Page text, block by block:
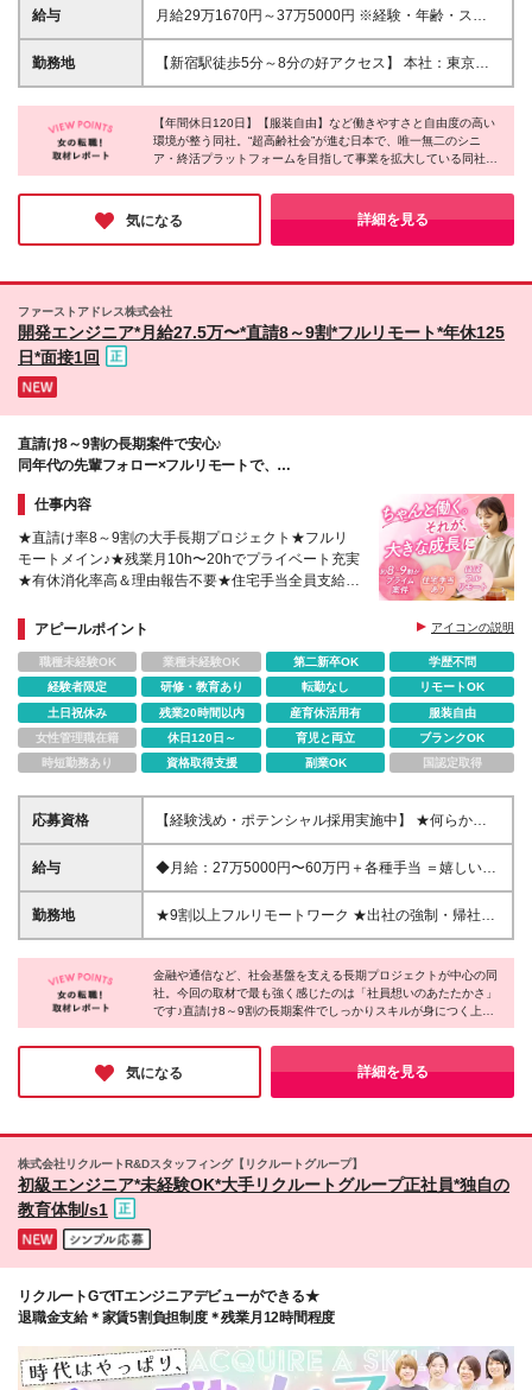
経験（3年以上） ├Sass／SCSSを用いたスタイル設
└WordPress等のCMS構築・カスタマイズ経験 ＼こ
んな方はぜひご応募ください／ ・デザインへの関心
方 ・自身の成果物が「どれだけ売上に貢献したか」
に興味がある方 ・仮説検証を繰り返し、粘り強く改
善に取り組める方
給与
月給29万1670円～37万5000円 ※経験・年齢・スキル
などを考慮の上、当社規定により決定いたします ※試
用期間3ヵ月あり（期間中の待遇に変更はありませ
いたします
勤務地
【新宿駅徒歩5分～8分の好アクセス】 本社：東京都
新宿区西新宿7丁目3−4 アソルティ西新宿 2F ※転勤な
し ※変更の範囲：上記を除く当社関連勤務地
【年間休日120日】【服装自由】など働きやすさと自由度の高い
環境が整う同社。“超高齢社会”が進む日本で、唯一無二のシニ
ア・終活プラットフォームを目指して事業を拡大している同社。
更なる事業成長に向けて拡大を急速に加速させています。社会課
題に正面から向き合い、人々の暮らしや未来を支えるやりがいは
抜群。確かな将来性と安定感のある環境で、自身の経験やスキル
を遺憾なく発揮できる企業だと感じました！
気になる 詳細を見る
ファーストアドレス株式会社
開発エンジニア*月給27.5万〜*直請8～9割*フルリモート*年休125
日*面接1回
直請け8～9割の長期案件で安心♪
同年代の先輩フォロー×フルリモートで、
仕事内容
★直請け率8～9割の大手長期プロジェクト★フルリ
モートメイン♪★残業月10h〜20hでプライベート充実
★有休消化率高＆理由報告不要★住宅手当全員支給
アピールポイント
アイコンの説明
職種未経験OK 業種未経験OK 第二新卒OK
学歴不問
経験者限定
研修・教育あり 転勤なし
リモートOK
土日祝休み
残業20時間以内 産育休活用有
服装自由
女性管理職在籍
休日120日～ 育児と両立
ブランクOK
時短勤務あり
資格取得支援 副業OK 国認定取得
応募資格
【経験浅め・ポテンシャル採用実施中】 ★何らかの
開発実務経験がある方 ┗半年〜1・2年程度でもOK！
┗テスト・インフラ経験のみ、下流工程のみの方も大
迎！ ※学歴不問 ＼こんな方にピッタリ♪／ ★ギスギス
しない温かい環境で働きたい方 ★ワークライフバラ
ップしたい方 【当社が大切にしていること】 一番大
切なのは「一人でストレスを溜め込まないこと」。
「現場のやりにくさ」や「お客様への不満」も、 抱
に作っていく姿勢」。 不満や改善案を素直に発言で
きる方を歓迎します！ また、社員一人ひとりの真面
信頼があるからこそ、 長期案件を多数任される安定
した環境が整っています。
給与
◆月給：27万5000円〜60万円＋各種手当 ＝嬉しい手
当が充実＝ ■住宅手当（全員支給！1年目：1.5万円、
2年目：2万円、3年目〜：3万円/月） ※実家、賃貸、
社負担／入院日額5000円支給） ■書籍購入・資格取
得・セミナー費用全額負担 ※経験・能力・前職給与を
最大限考慮し決定。 ※固定残業代（50,000円〜／32
勤務地
★9割以上フルリモートワーク ★出社の強制・帰社日
なし ┗無駄な出社の強制や帰社日はなく、 社員同士
の業務連携はチャットやメールが基本です。 ◆本
社、または都内23区内のプロジェクト先勤務 ※【本
社】東京都港区高輪1-17-2 ※(変更の範囲)上記を除く
当社関連勤務地
金融や通信など、社会基盤を支える長期プロジェクトが中心の同
社。今回の取材で最も強く感じたのは「社員想いのあたたかさ」
です♪直請け8～9割の長期案件でしっかりスキルが身につく上
に、若手先輩2名のWフォロー体制やフルリモート中心の働きや
すさも抜群。住宅手当など手厚い待遇も魅力的で、「無理せず自
分らしく輝きたい」というエンジニアの方にとってこれ以上ない
選択肢になると確信しています！
気になる 詳細を見る
株式会社リクルートR&Dスタッフィング【リクルートグループ】
初級エンジニア*未経験OK*大手リクルートグループ正社員*独自の
教育体制/s1
リクルートGでITエンジニアデビューができる★
退職金支給＊家賃5割負担制度＊残業月12時間程度